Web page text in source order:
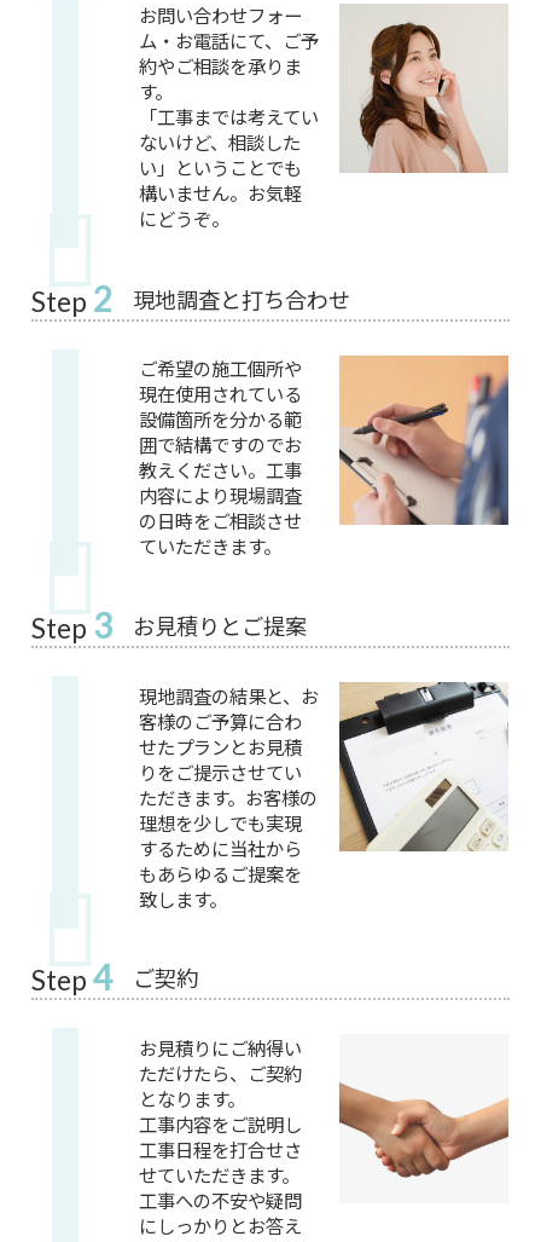
お問い合わせフォー
ム・お電話にて、ご予
約やご相談を承りま
す。
「工事までは考えてい
ないけど、相談した
い」ということでも
構いません。お気軽
にどうぞ。
Step 2 現地調査と打ち合わせ
ご希望の施工個所や
現在使用されている
設備箇所を分かる範
囲で結構ですのでお
教えください。工事
内容により現場調査
の日時をご相談させ
ていただきます。
Step 3 お見積りとご提案
現地調査の結果と、お
客様のご予算に合わ
せたプランとお見積
りをご提示させてい
ただきます。お客様の
理想を少しでも実現
するために当社から
もあらゆるご提案を
致します。
Step 4 ご契約
お見積りにご納得い
ただけたら、ご契約
となります。
工事内容をご説明し
工事日程を打合せさ
せていただきます。
工事への不安や疑問
にしっかりとお答え